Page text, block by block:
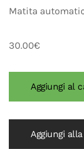
Matita
30.00€
Aggiungi